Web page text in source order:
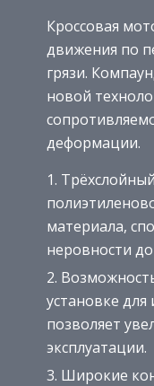
Кроссовая
движения по
грязи.
новой
деформации.
материала,
неровности
установке
позволяет
эксплуатации.
Широкие